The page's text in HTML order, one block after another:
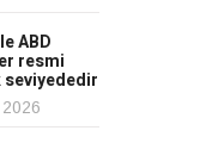
ABD
resmi
seviyededir